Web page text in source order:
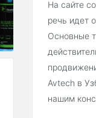
На сайте
речь идет
Основные
Avtech в
нашим